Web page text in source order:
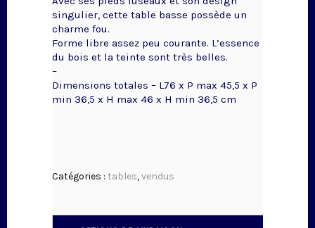
singulier, cette table basse possède un
charme fou.
Forme libre assez peu courante. L’essence
du bois et la teinte sont très belles.
–
Dimensions totales – L76 x P max 45,5 x P
min 36,5 x H max 46 x H min 36,5 cm
Catégories : tables,vendus